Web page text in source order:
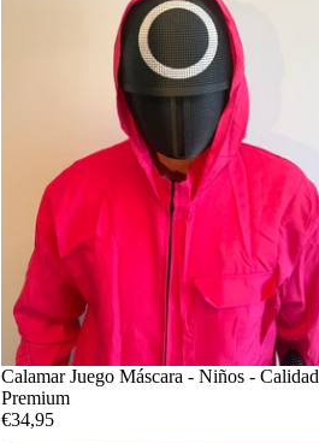
Calamar Juego Máscara - Niños - Calidad
Premium
€34,95